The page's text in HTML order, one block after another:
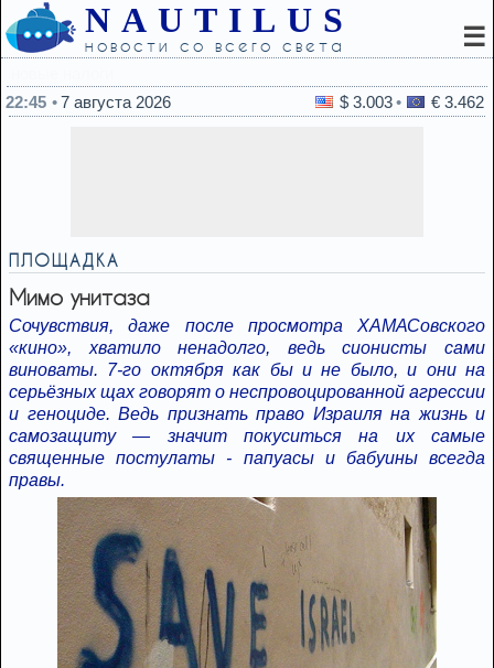
NAUTILUS
новости со всего света ☰
22:45
7 августа 2026 $ 3.003 € 3.462
ПЛОЩАДКА
Мимо унитаза
Сочувствия, даже после просмотра ХАМАСовского
«кино», хватило ненадолго, ведь сионисты сами
виноваты. 7-го октября как бы и не было, и они на
серьёзных щах говорят о неспровоцированной агрессии
и геноциде. Ведь признать право Израиля на жизнь и
самозащиту — значит покуситься на их самые
священные постулаты - папуасы и бабуины всегда
правы.